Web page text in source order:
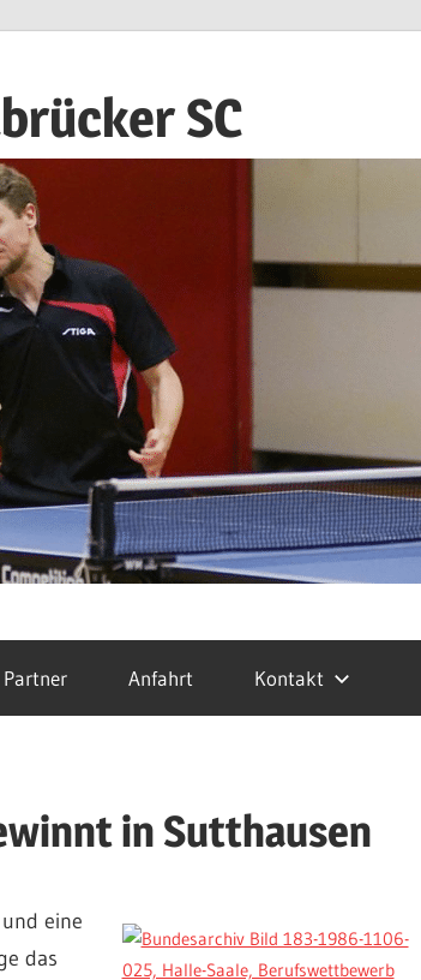
SC
Partner Anfahrt Kontakt
in Sutthausen
eine
das